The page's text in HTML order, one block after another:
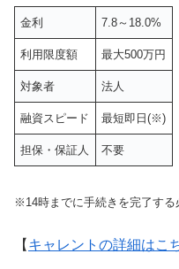
金利 7.8～18.0%
利用限度額 最大500万円
対象者 法人
融資スピード 最短即日(※)
担保・保証人 不要
※14時までに手続きを完了する
【 キャレントの詳細はこ